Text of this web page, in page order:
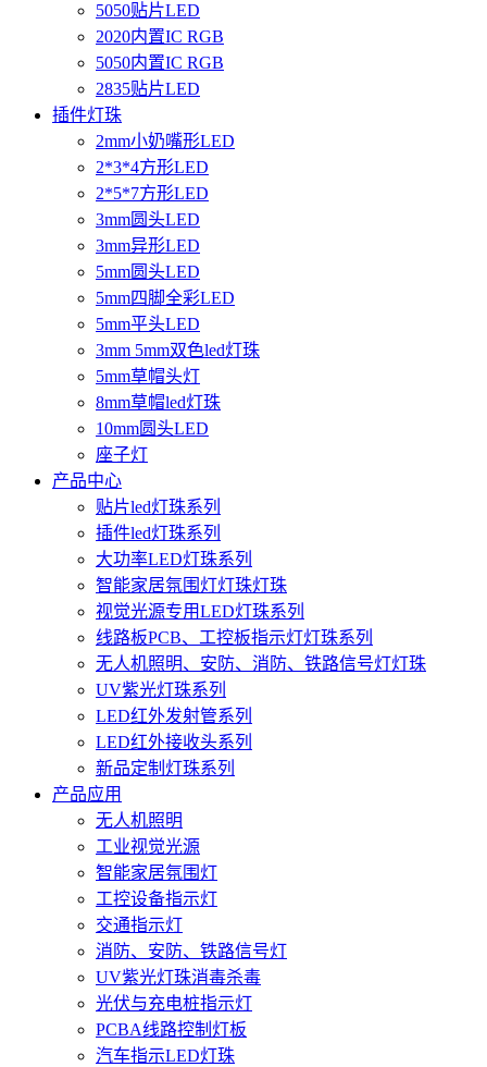
5050贴片LED
2020内置IC RGB
5050内置IC RGB
2835贴片LED
插件灯珠
2mm小奶嘴形LED
2*3*4方形LED
2*5*7方形LED
3mm圆头LED
3mm异形LED
5mm圆头LED
5mm四脚全彩LED
5mm平头LED
3mm 5mm双色led灯珠
5mm草帽头灯
8mm草帽led灯珠
10mm圆头LED
座子灯
产品中心
贴片led灯珠系列
插件led灯珠系列
大功率LED灯珠系列
智能家居氛围灯灯珠灯珠
视觉光源专用LED灯珠系列
线路板PCB、工控板指示灯灯珠系列
无人机照明、安防、消防、铁路信号灯灯珠
UV紫光灯珠系列
LED红外发射管系列
LED红外接收头系列
新品定制灯珠系列
产品应用
无人机照明
工业视觉光源
智能家居氛围灯
工控设备指示灯
交通指示灯
消防、安防、铁路信号灯
UV紫光灯珠消毒杀毒
光伏与充电桩指示灯
PCBA线路控制灯板
汽车指示LED灯珠